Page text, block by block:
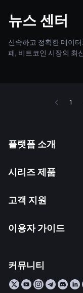
뉴스 센터
신속하고 정확한 데이
폐, 비트코인 시장의 최
1
플랫폼 소개
시리즈 제품
고객 지원
이용자 가이드
커뮤니티